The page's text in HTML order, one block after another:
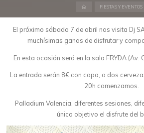
FIESTAS Y EVENTOS
El próximo sábado 7 de abril nos visita Dj
muchísimas ganas de disfrutar y
En esta ocasión será en la sala FRYDA (Av.
La entrada serán 8€ con copa, o dos
20h comenzamos.
Palladium Valencia, diferentes sesiones,
único objetivo el disfrute del